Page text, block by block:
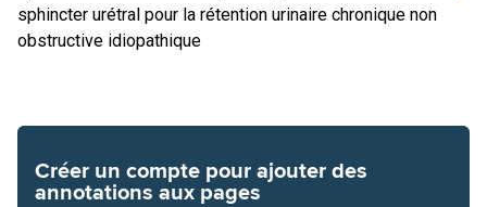
sphincter urétral pour la rétention urinaire chronique non
obstructive idiopathique
Créer un compte pour ajouter des
annotations aux pages